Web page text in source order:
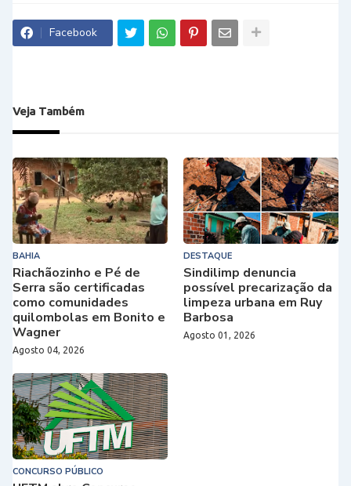
Facebook
Veja Também
BAHIA
Riachãozinho e Pé de
Serra são certificadas
como comunidades
quilombolas em Bonito e
Wagner
Agosto 04, 2026
DESTAQUE
Sindilimp denuncia
possível precarização da
limpeza urbana em Ruy
Barbosa
Agosto 01, 2026
CONCURSO PÚBLICO